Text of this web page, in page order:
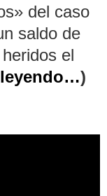
del caso
saldo de
el
)